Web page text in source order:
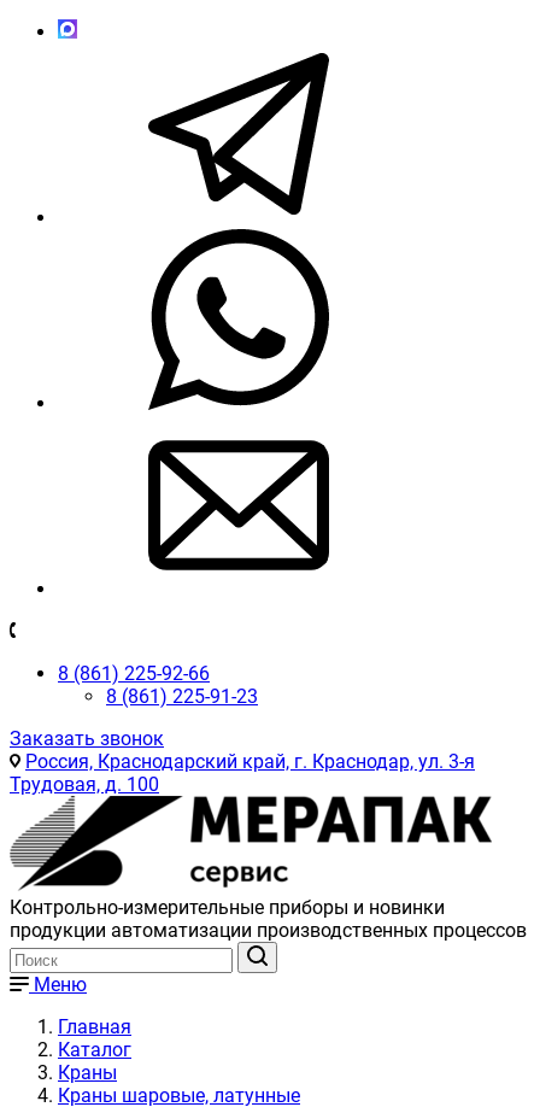
8 (861) 225-92-66
8 (861) 225-91-23
Заказать звонок
Россия, Краснодарский край, г. Краснодар, ул. 3-я
Трудовая, д. 100
Контрольно-измерительные приборы и новинки
продукции автоматизации производственных процессов
Меню
Главная
Каталог
Краны
Краны шаровые, латунные